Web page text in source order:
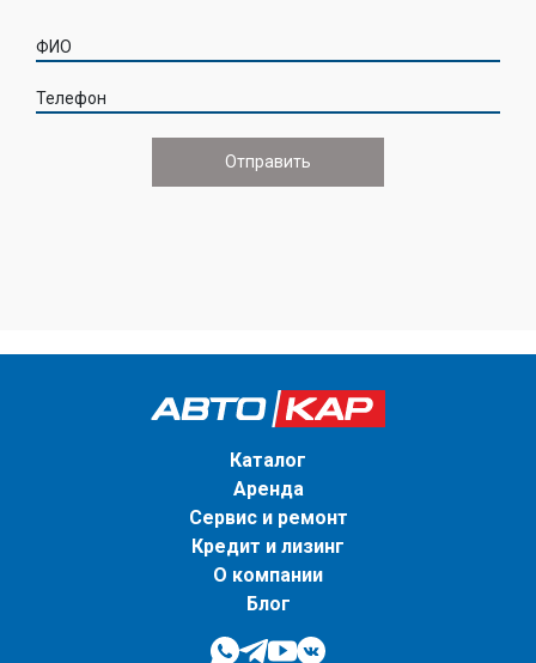
ФИО
Телефон
Каталог
Аренда
Сервис и ремонт
Кредит и лизинг
О компании
Блог